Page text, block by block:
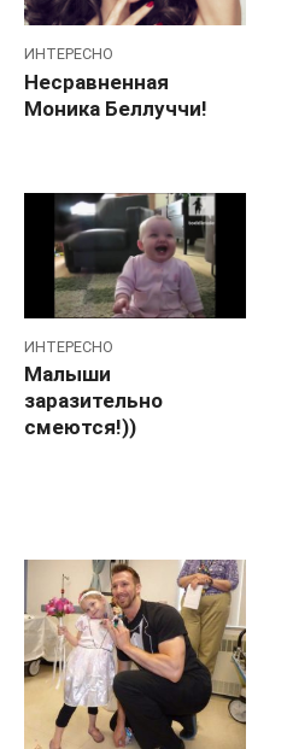
ИНТЕРЕСНО
Несравненная
Моника Беллуччи!
ИНТЕРЕСНО
Малыши
заразительно
смеются!))